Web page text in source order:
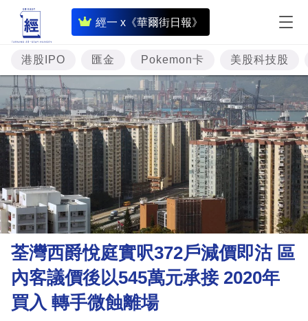
經一 x《華爾街日報》
即
時
財
經
專
題
投
資
樓
市
理
財
商
業
港股IPO 匯金 Pokemon卡 美股科技股
荃灣西爵悅庭實呎372戶減價即沽 區
內客議價後以545萬元承接 2020年
買入 轉手微蝕離場